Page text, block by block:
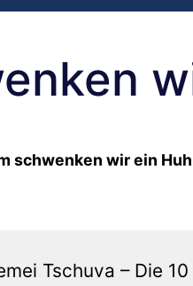
schwenken wir ein
Tschuva – Die